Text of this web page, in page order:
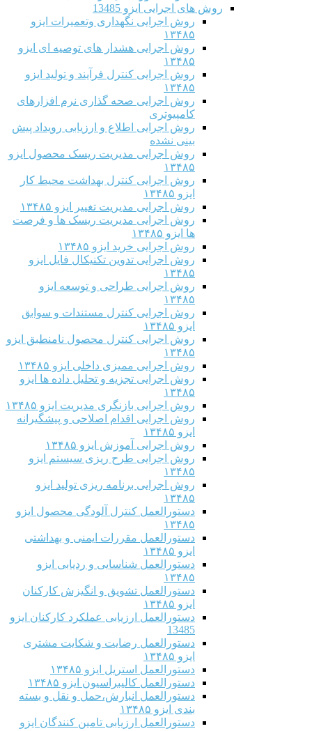
روش های اجرایی ایزو 13485
روش اجرایی نگهداری وتعمیرات ایزو
۱۳۴۸۵
روش اجرایی هشدار های توصیه ای ایزو
۱۳۴۸۵
روش اجرایی کنترل فرآیند و تولید ایزو
۱۳۴۸۵
روش اجرایی صحه گذاری نرم افزارهای
کامپیوتری
روش اجرایی اطلاع و ارزیابی رویداد پیش
بینی نشده
روش اجرایی مدیریت ریسک محصول ایزو
۱۳۴۸۵
روش اجرایی کنترل بهداشت محیط کار
ایزو ۱۳۴۸۵
روش اجرایی مدیریت تغییر ایزو ۱۳۴۸۵
روش اجرایی مدیریت ریسک ها و فرصت
ها ایزو ۱۳۴۸۵
روش اجرایی خرید ایزو ۱۳۴۸۵
روش اجرایی تدوین تکنیکال فایل ایزو
۱۳۴۸۵
روش اجرایی طراحی و توسعه ایزو
۱۳۴۸۵
روش اجرایی کنترل مستندات و سوابق
ایزو ۱۳۴۸۵
روش اجرایی کنترل محصول نامنطبق ایزو
۱۳۴۸۵
روش اجرایی ممیزی داخلی ایزو ۱۳۴۸۵
روش اجرایی تجزیه و تحلیل داده ها ایزو
۱۳۴۸۵
روش اجرایی بازنگری مدیریت ایزو ۱۳۴۸۵
روش اجرایی اقدام اصلاحی و پیشگیرانه
ایزو ۱۳۴۸۵
روش اجرایی آموزش ایزو ۱۳۴۸۵
روش اجرایی طرح ریزی سیستم ایزو
۱۳۴۸۵
روش اجرایی برنامه ریزی تولید ایزو
۱۳۴۸۵
دستورالعمل کنترل آلودگی محصول ایزو
۱۳۴۸۵
دستورالعمل مقررات ایمنی و بهداشتی
ایزو ۱۳۴۸۵
دستورالعمل شناسایی و ردیابی ایزو
۱۳۴۸۵
دستورالعمل تشویق و انگیزش کارکنان
ایزو ۱۳۴۸۵
دستورالعمل ارزیابی عملکرد کارکنان ایزو
13485
دستورالعمل رضایت و شکایت مشتری
ایزو ۱۳۴۸۵
دستورالعمل استریل ایزو ۱۳۴۸۵
دستورالعمل کالیبراسیون ایزو ۱۳۴۸۵
دستورالعمل انبارش،حمل و نقل و بسته
بندی ایزو ۱۳۴۸۵
دستورالعمل ارزیابی تامین کنندگان ایزو